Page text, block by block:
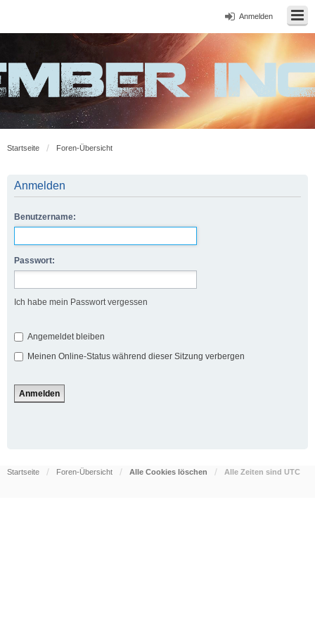
Anmelden
Startseite Foren-Übersicht
Anmelden
Benutzername:
Passwort:
Ich habe mein Passwort vergessen
Angemeldet bleiben
Meinen Online-Status während dieser Sitzung verbergen
Startseite Foren-Übersicht Alle Cookies löschen Alle Zeiten sind UTC